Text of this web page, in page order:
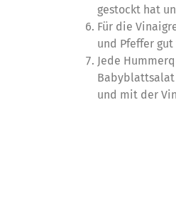
gestockt hat
Für die
und Pfeffer
Jede
und mit der